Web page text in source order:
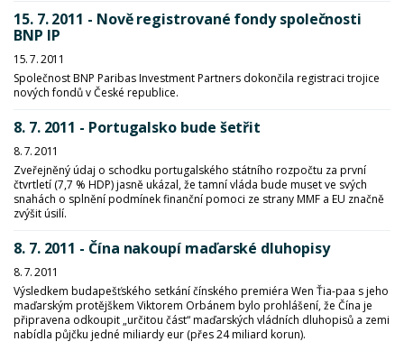
15. 7. 2011 - Nově registrované fondy společnosti
BNP IP
15. 7. 2011
Společnost BNP Paribas Investment Partners dokončila registraci trojice
nových fondů v České republice.
8. 7. 2011 - Portugalsko bude šetřit
8. 7. 2011
Zveřejněný údaj o schodku portugalského státního rozpočtu za první
čtvrtletí (7,7 % HDP) jasně ukázal, že tamní vláda bude muset ve svých
snahách o splnění podmínek finanční pomoci ze strany MMF a EU značně
zvýšit úsilí.
8. 7. 2011 - Čína nakoupí maďarské dluhopisy
8. 7. 2011
Výsledkem budapešťského setkání čínského premiéra Wen Ťia-paa s jeho
maďarským protějškem Viktorem Orbánem bylo prohlášení, že Čína je
připravena odkoupit „určitou část“ maďarských vládních dluhopisů a zemi
nabídla půjčku jedné miliardy eur (přes 24 miliard korun).